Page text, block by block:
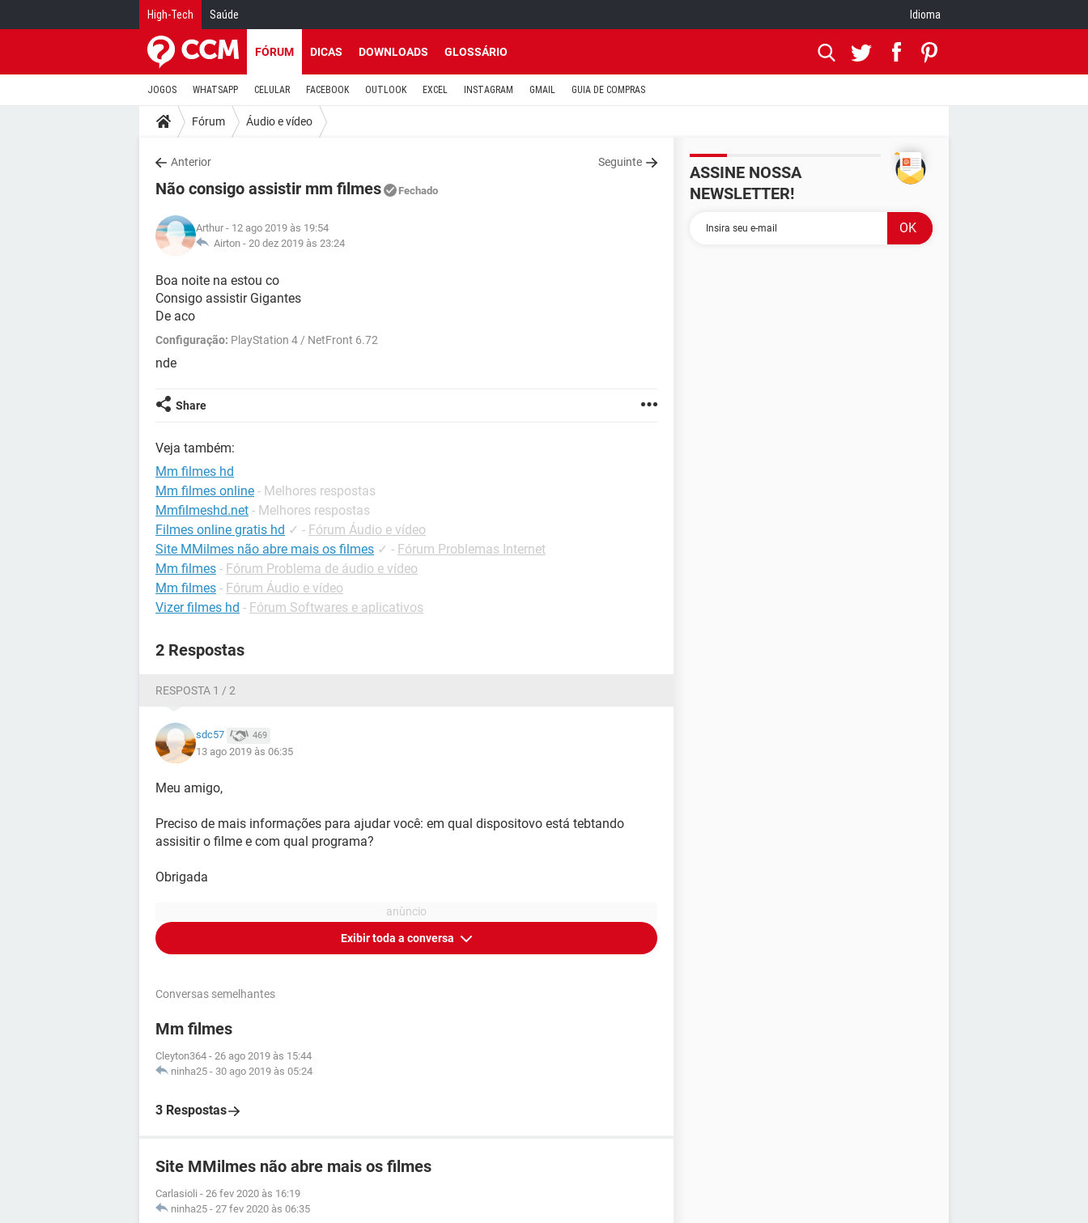
High-Tech Saúde Idioma
FÓRUM DICAS DOWNLOADS GLOSSÁRIO
JOGOS WHATSAPP CELULAR FACEBOOK OUTLOOK EXCEL INSTAGRAM GMAIL GUIA DE COMPRAS
Fórum Áudio e vídeo
Anterior Seguinte
Não consigo assistir mm filmes Fechado
Arthur - 12 ago 2019 às 19:54
Airton - 20 dez 2019 às 23:24
Boa noite na estou co
Consigo assistir Gigantes
De aco
Configuração: PlayStation 4 / NetFront 6.72
nde
Share
Veja também:
Mm filmes hd
Mm filmes online - Melhores respostas
Mmfilmeshd.net - Melhores respostas
Filmes online gratis hd ✓ - Fórum Áudio e vídeo
Site MMilmes não abre mais os filmes ✓ - Fórum Problemas Internet
Mm filmes - Fórum Problema de áudio e vídeo
Mm filmes - Fórum Áudio e vídeo
Vizer filmes hd - Fórum Softwares e aplicativos
2 Respostas
RESPOSTA 1 / 2
sdc57 469
13 ago 2019 às 06:35
Meu amigo,
Preciso de mais informações para ajudar você: em qual dispositovo está tebtando
assisitir o filme e com qual programa?
Obrigada
Exibir toda a conversa
Conversas semelhantes
Mm filmes
Cleyton364 - 26 ago 2019 às 15:44
ninha25 - 30 ago 2019 às 05:24
3 Respostas
Site MMilmes não abre mais os filmes
Carlasioli - 26 fev 2020 às 16:19
ninha25 - 27 fev 2020 às 06:35
ASSINE NOSSA
NEWSLETTER!